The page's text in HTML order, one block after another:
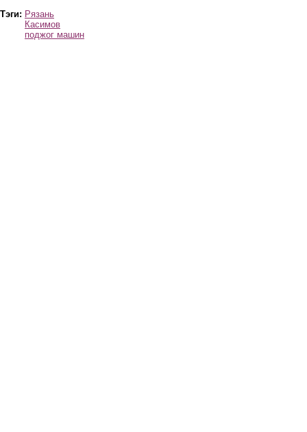
Тэги: Рязань
Касимов
поджог машин